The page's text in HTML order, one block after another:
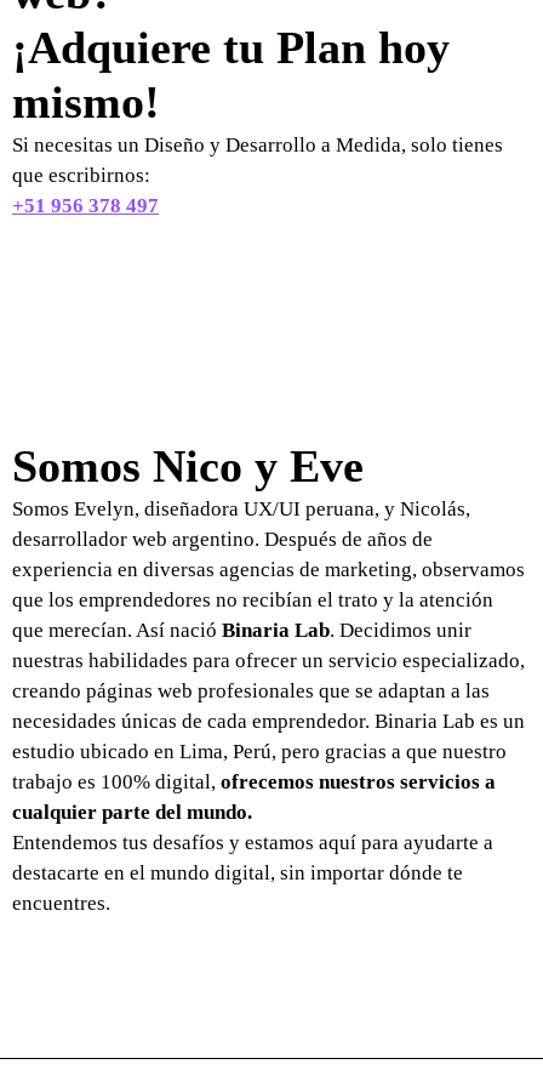
¡Adquiere tu Plan hoy
mismo!
Si necesitas un Diseño y Desarrollo a Medida, solo tienes
que escribirnos:
+51 956 378 497
Somos Nico y Eve
Somos Evelyn, diseñadora UX/UI peruana, y Nicolás,
desarrollador web argentino. Después de años de
experiencia en diversas agencias de marketing, observamos
que los emprendedores no recibían el trato y la atención
que merecían. Así nació Binaria Lab. Decidimos unir
nuestras habilidades para ofrecer un servicio especializado,
creando páginas web profesionales que se adaptan a las
necesidades únicas de cada emprendedor. Binaria Lab es un
estudio ubicado en Lima, Perú, pero gracias a que nuestro
trabajo es 100% digital, ofrecemos nuestros servicios a
cualquier parte del mundo.
Entendemos tus desafíos y estamos aquí para ayudarte a
destacarte en el mundo digital, sin importar dónde te
encuentres.